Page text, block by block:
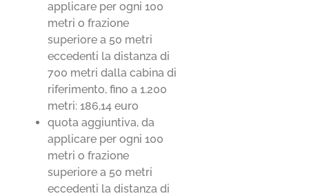
applicare per ogni 100
metri o frazione
superiore a 50 metri
eccedenti la distanza di
700 metri dalla cabina di
riferimento, fino a 1.200
metri: 186,14 euro
quota aggiuntiva, da
applicare per ogni 100
metri o frazione
superiore a 50 metri
eccedenti la distanza di